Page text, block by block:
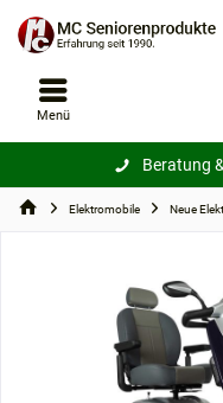
Beratung
Menü
Elektromobile Neue